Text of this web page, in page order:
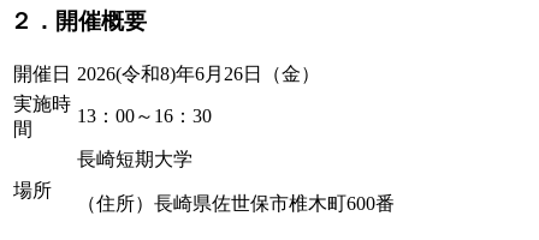
２．開催概要
開催日 2026(令和8)年6月26日（金）
実施時
間
13：00～16：30
場所
長崎短期大学
（住所）長崎県佐世保市椎木町600番